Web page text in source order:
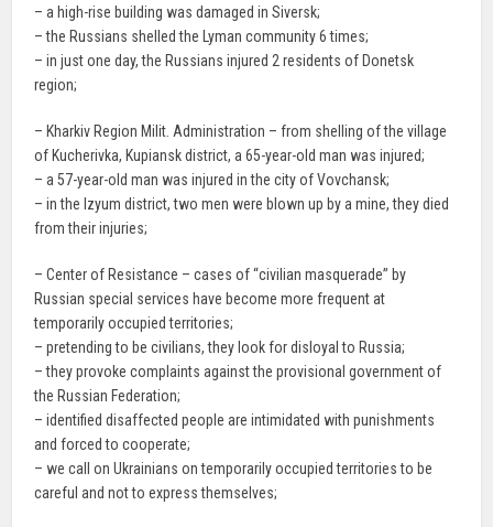
– a high-rise building was damaged in Siversk;
– the Russians shelled the Lyman community 6 times;
– in just one day, the Russians injured 2 residents of Donetsk
region;
– Kharkiv Region Milit. Administration – from shelling of the village
of Kucherivka, Kupiansk district, a 65-year-old man was injured;
– a 57-year-old man was injured in the city of Vovchansk;
– in the Izyum district, two men were blown up by a mine, they died
from their injuries;
– Center of Resistance – cases of “civilian masquerade” by
Russian special services have become more frequent at
temporarily occupied territories;
– pretending to be civilians, they look for disloyal to Russia;
– they provoke complaints against the provisional government of
the Russian Federation;
– identified disaffected people are intimidated with punishments
and forced to cooperate;
– we call on Ukrainians on temporarily occupied territories to be
careful and not to express themselves;